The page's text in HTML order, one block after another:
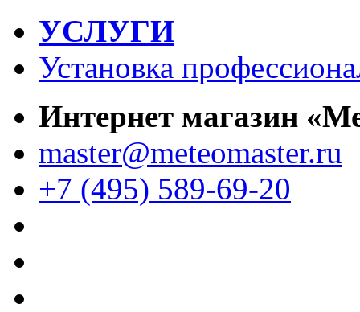
УСЛУГИ
Установка
Интернет магазин
master@meteomaster.ru
+7 (495) 589-69-20